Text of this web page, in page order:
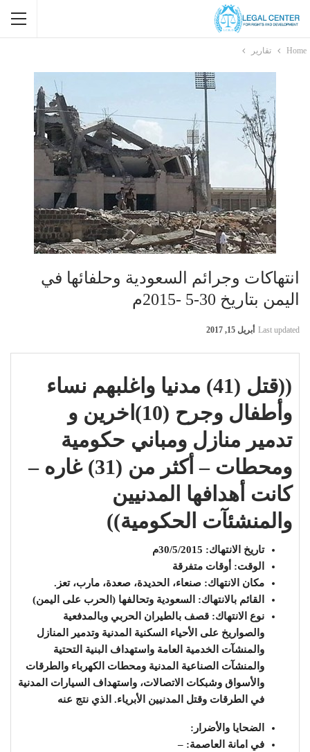
Home تقارير
انتهاكات وجرائم السعودية وحلفائها في
اليمن بتاريخ 30-5 -2015م
Last updated أبريل 15, 2017
((قتل
(41) مدنيا واغلبهم نساء
وأطفال وجرح (10)اخرين و
تدمير منازل ومباني حكومية
ومحطات – أكثر من (31) غاره –
كانت أهدافها المدنيين
والمنشئآت الحكومية))
تاريخ الانتهاك: 30/5/2015م
الوقت: أوقات متفرقة
مكان الانتهاك: صنعاء، الحديدة، صعدة، مارب، تعز.
القائم بالانتهاك: السعودية وتحالفها (الحرب على اليمن)
نوع الانتهاك: قصف بالطيران الحربي وبالمدفعية
والصواريخ على الأحياء السكنية المدنية وتدمير المنازل
والمنشآت الخدمية العامة واستهداف البنية التحتية
والمنشآت الصناعية المدنية ومحطات الكهرباء والطرقات
والأسواق وشبكات الاتصالات، واستهداف السيارات المدنية
في الطرقات وقتل المدنيين الأبرياء. الذي نتج عنه
الضحايا والأضرار:
في امانة العاصمة: –